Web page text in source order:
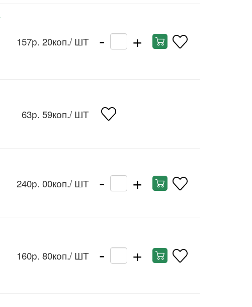
157р. 20коп./ ШТ - +
63р. 59коп./ ШТ
240р. 00коп./ ШТ - +
160р. 80коп./ ШТ - +